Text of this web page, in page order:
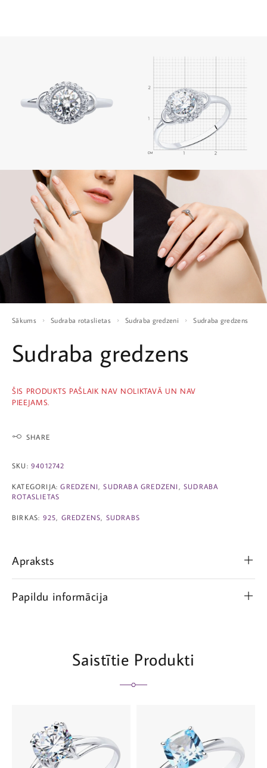
Sākums Sudraba rotaslietas Sudraba gredzeni Sudraba gredzens
Sudraba gredzens
ŠIS PRODUKTS PAŠLAIK NAV NOLIKTAVĀ UN NAV
PIEEJAMS.
SHARE
SKU: 94012742
KATEGORIJA:GREDZENI ,SUDRABA GREDZENI ,SUDRABA
ROTASLIETAS
BIRKAS: 925 GREDZENS SUDRABS
Apraksts
Papildu informācija
Saistītie Produkti